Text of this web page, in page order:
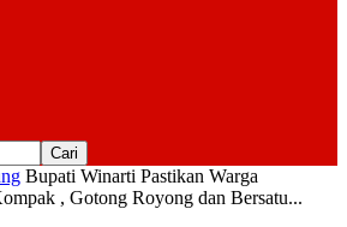
Bupati Winarti Pastikan Warga
, Gotong Royong dan Bersatu...